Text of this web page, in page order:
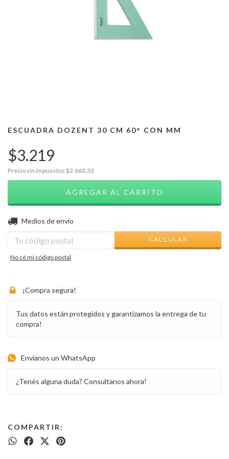
ESCUADRA DOZENT 30 CM 60° CON MM
$3.219
Precio sin impuestos $2.660,33
Entregas para el CP:
Medios de envío
CALCULAR
No sé mi código postal
¡Compra segura!
Tus datos están protegidos y garantizamos la entrega de tu
compra!
Envianos un WhatsApp
¿Tenés alguna duda? Consultanos ahora!
COMPARTIR: